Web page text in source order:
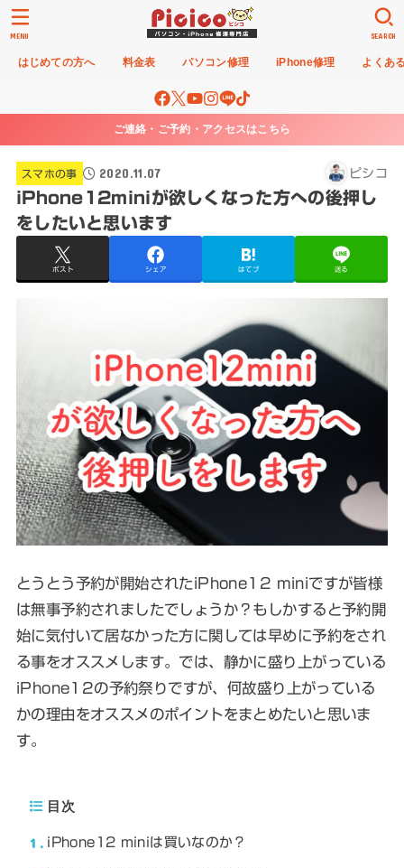
はじめての方へ 料金表 パソコン修理 iPhone修理 よくあ
SEARCH
MENU
ご連絡・ご予約・アクセスはこちら
スマホの事 2020.11.07 ピシコ
iPhone12miniが欲しくなった方への後押し
をしたいと思います
ポスト シェア はてブ 送る
とうとう予約が開始されたiPhone12 miniですが皆様
は無事予約されましたでしょうか？もしかすると予約開
始に気付いて居なかった方に関しては早めに予約をされ
る事をオススメします。では、静かに盛り上がっている
iPhone12の予約祭りですが、何故盛り上がっている
かの理由をオススメのポイントをまとめたいと思いま
す。
目次
1 iPhone12 miniは買いなのか？